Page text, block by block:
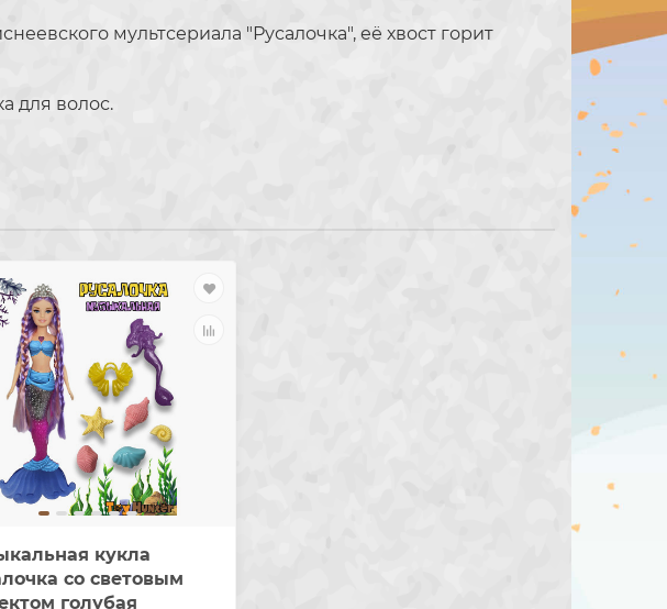
мультсериала "Русалочка", её хвост горит
для волос.
кукла
со световым
голубая